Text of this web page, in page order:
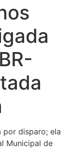
por disparo; ela
Municipal de